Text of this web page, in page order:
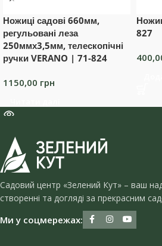
Ножиці садові 660мм,
регульовані леза
250ммх3,5мм, телескопічні
ручки VERANO | 71-824
1150,00 грн
827
Садовий центр «Зелений Кут» – ваш
створенні та догляді за прекрасним
Ми у соцмережах: